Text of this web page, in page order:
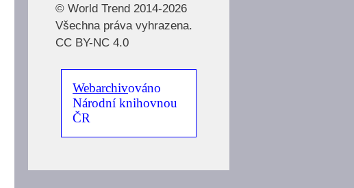
© World Trend 2014-2026
Všechna práva vyhrazena.
CC BY-NC 4.0
Webarchivováno
Národní knihovnou
ČR